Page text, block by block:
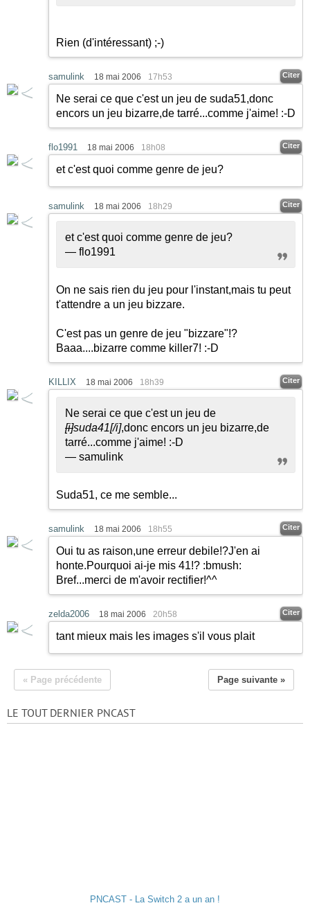
Rien (d'intéressant) ;-)
samulink 18 mai 2006 17h53 Citer
Ne serai ce que c'est un jeu de suda51,donc
encors un jeu bizarre,de tarré...comme j'aime! :-D
flo1991 18 mai 2006 18h08 Citer
et c'est quoi comme genre de jeu?
samulink 18 mai 2006 18h29 Citer
et c'est quoi comme genre de jeu?
— flo1991
On ne sais rien du jeu pour l'instant,mais tu peut
t'attendre a un jeu bizzare.
C'est pas un genre de jeu "bizzare"!?
Baaa....bizarre comme killer7! :-D
KILLIX 18 mai 2006 18h39 Citer
Ne serai ce que c'est un jeu de
[i]suda41[/i],donc encors un jeu bizarre,de
tarré...comme j'aime! :-D
— samulink
Suda51, ce me semble...
samulink 18 mai 2006 18h55 Citer
Oui tu as raison,une erreur debile!?J'en ai
honte.Pourquoi ai-je mis 41!? :bmush:
Bref...merci de m'avoir rectifier!^^
zelda2006 18 mai 2006 20h58 Citer
tant mieux mais les images s'il vous plait
« Page précédente Page suivante »
LE TOUT DERNIER PNCAST
PNCAST - La Switch 2 a un an !